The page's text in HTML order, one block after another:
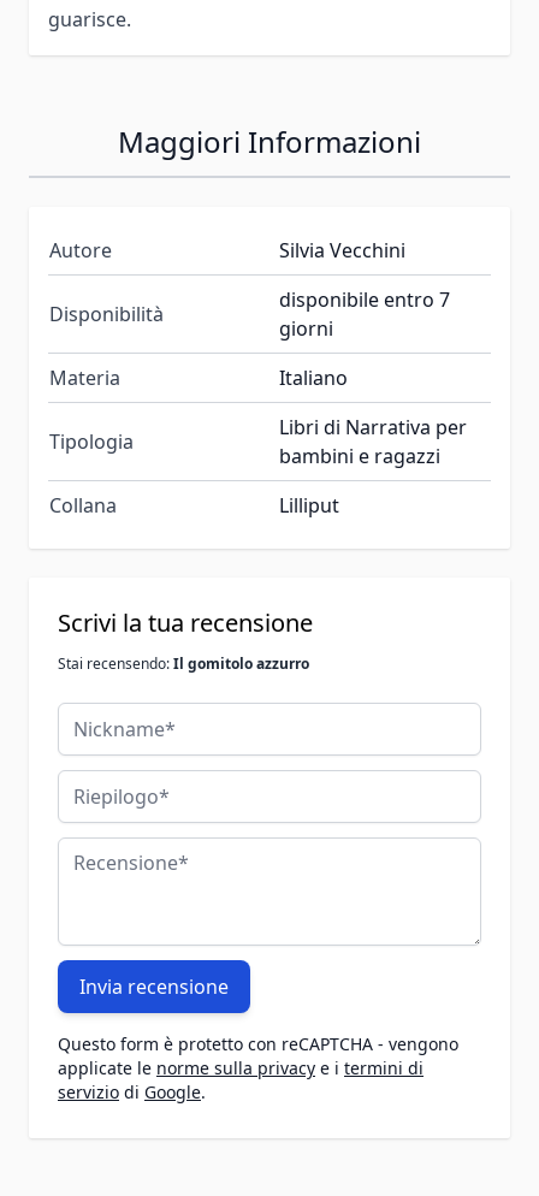
guarisce.
Maggiori Informazioni
Autore Silvia Vecchini
Disponibilità
disponibile entro 7
giorni
Materia
Italiano
Tipologia
Libri di Narrativa per
bambini e ragazzi
Collana
Lilliput
Scrivi la tua recensione
Stai recensendo:Il gomitolo azzurro
Nickname
Riepilogo
Recensione
Invia recensione
Questo form è protetto con reCAPTCHA - vengono
applicate le norme sulla privacy e i termini di
servizio di Google.